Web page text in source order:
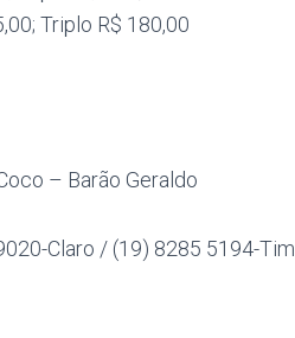
Triplo R$ 180,00
– Barão Geraldo
Claro / (19) 8285 5194-Tim